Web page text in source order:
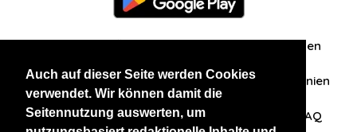
Auch auf dieser Seite werden Cookies
verwendet. Wir können damit die
Seitennutzung auswerten, um
Zuschriften/Erfahrungen
Datenschutzerklärung AGB Datenschutzrichtlinien
Nehmen Sie Kontakt mit uns auf FAQ